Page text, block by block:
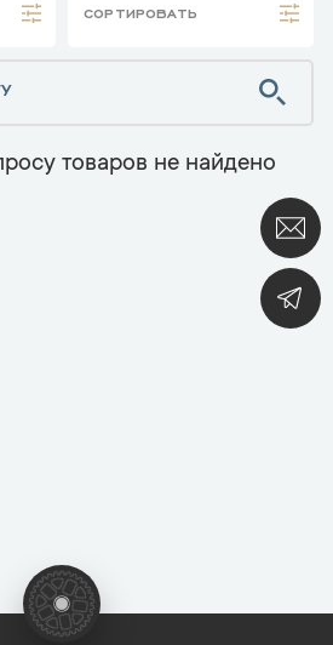
СОРТИРОВАТЬ
товаров не найдено